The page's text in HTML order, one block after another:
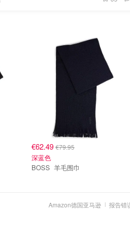
€62.49 €79.95
深蓝色
BOSS 羊毛围巾
报告错
Amazon德国亚马逊